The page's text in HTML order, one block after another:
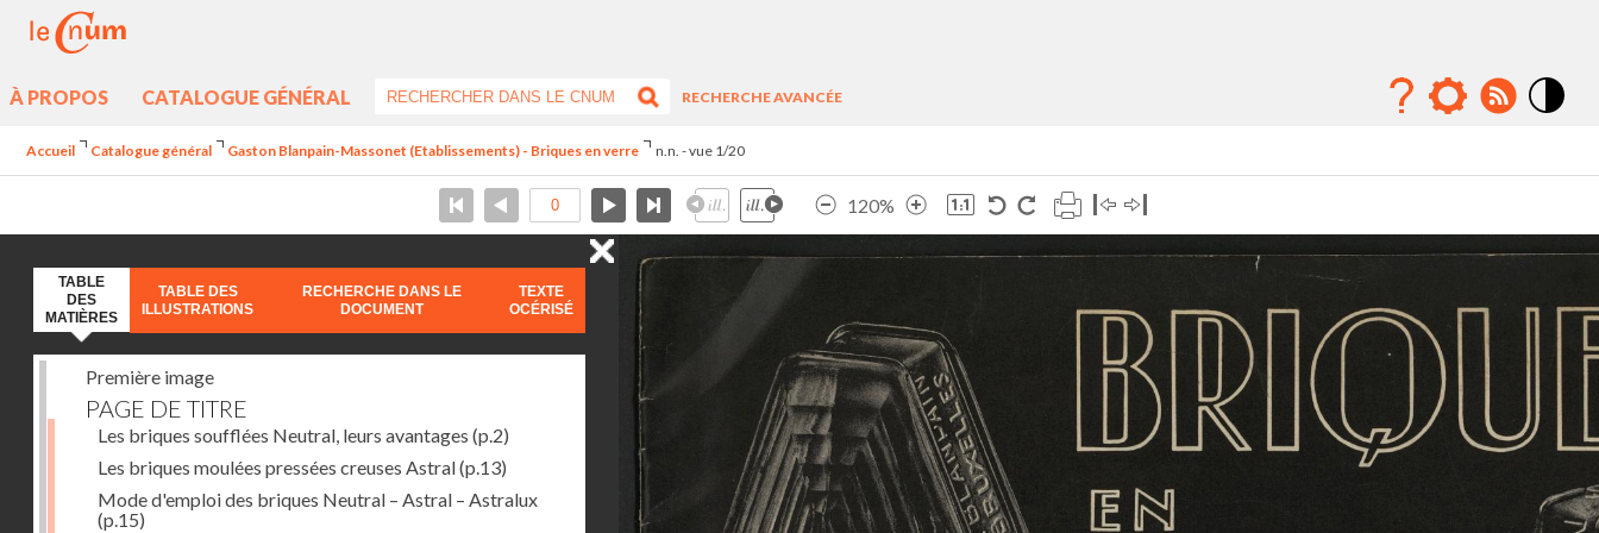
À PROPOS CATALOGUE GÉNÉRAL
RECHERCHE AVANCÉE
Accueil Catalogue général Gaston Blanpain-Massonet (Etablissements) - Briques en verre n.n. - vue 1/20
120%
TABLE
DES
MATIÈRES
TABLE DES
ILLUSTRATIONS
RECHERCHE DANS LE
DOCUMENT
TEXTE
OCÉRISÉ
Première image
PAGE DE TITRE
Les briques soufflées Neutral, leurs avantages (p.2)
Les briques moulées pressées creuses Astral(p.13)
Mode d'emploi des briques Neutral – Astral – Astralux
(p.15)